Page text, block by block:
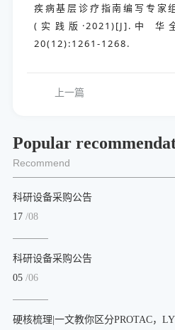
疾病基层诊疗指南编写专家
(实践版·2021)[J].中 华
20(12):1261-1268.
上一篇
Popular
Recommend
科研设备采购公告
17 /08
科研设备采购公告
05 /06
硬核梳理|一文教你区分PROTAC，